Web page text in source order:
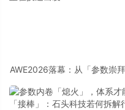
AWE2026落幕：从「参数崇
换道出发